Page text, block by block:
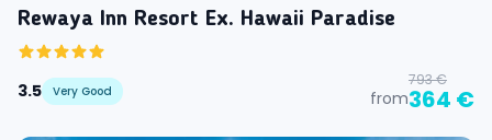
Rewaya Inn Resort Ex. Hawaii Paradise
3.5 Very Good from
793 €
364 €